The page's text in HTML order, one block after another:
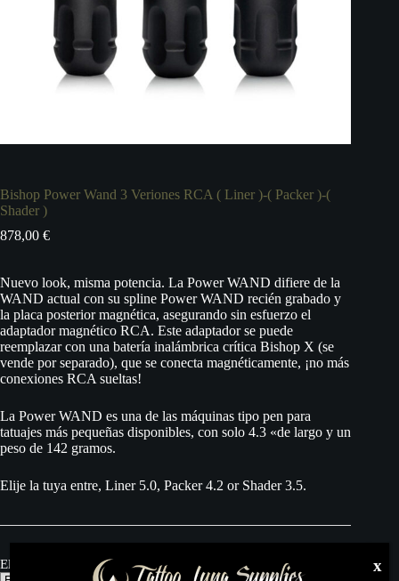
Bishop Power Wand 3 Veriones RCA ( Liner )-( Packer )-(
Shader )
878,00 €
Nuevo look, misma potencia. La Power WAND difiere de la
WAND actual con su spline Power WAND recién grabado y
la placa posterior magnética, asegurando sin esfuerzo el
adaptador magnético RCA. Este adaptador se puede
reemplazar con una batería inalámbrica crítica Bishop X (se
vende por separado), que se conecta magnéticamente, ¡no más
conexiones RCA sueltas!
La Power WAND es una de las máquinas tipo pen para
tatuajes más pequeñas disponibles, con solo 4.3 «de largo y un
peso de 142 gramos.
Elije la tuya entre, Liner 5.0, Packer 4.2 or Shader 3.5.
Elige la tuya x